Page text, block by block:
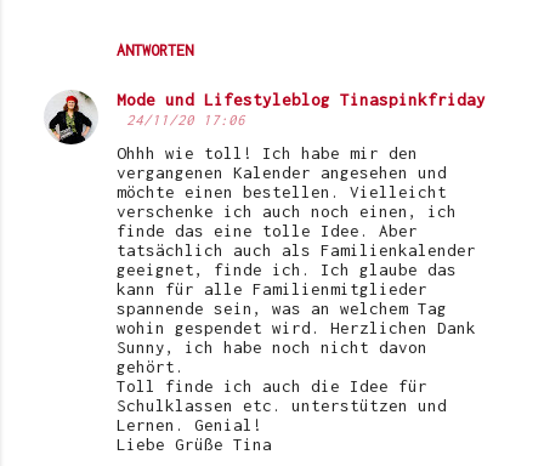
ANTWORTEN
Mode und Lifestyleblog Tinaspinkfriday
24/11/20 17:06
Ohhh wie toll! Ich habe mir den
vergangenen Kalender angesehen und
möchte einen bestellen. Vielleicht
verschenke ich auch noch einen, ich
finde das eine tolle Idee. Aber
tatsächlich auch als Familienkalender
geeignet, finde ich. Ich glaube das
kann für alle Familienmitglieder
spannende sein, was an welchem Tag
wohin gespendet wird. Herzlichen Dank
Sunny, ich habe noch nicht davon
gehört.
Toll finde ich auch die Idee für
Schulklassen etc. unterstützen und
Lernen. Genial!
Liebe Grüße Tina